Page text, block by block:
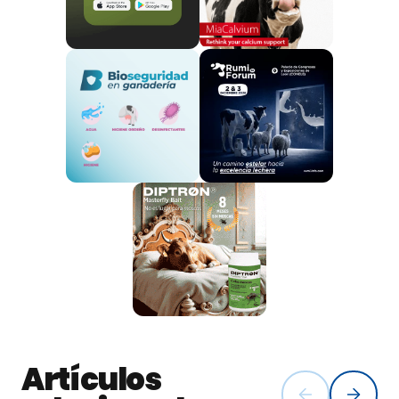
Industria transformadora: queserías, cooperativas y
plantas de procesado tendrán menos materia prima
para trabajar, lo que puede reducir turnos de
producción o encarecer costes.
Mercado interno: menor disponibilidad de leche fresca
y derivados (yogures, quesos tradicionales) podría
derivar en subidas de precios para el consumidor
Exportaciones: cualquier déficit en leche repercutirá
en retrasos o incumplimiento de contratos
Si se decreta la prohibición del movimiento de ovejas
queserías ni mataderos, generando pérdidas por
leche desechada. Las empresas exportadoras
Artículos